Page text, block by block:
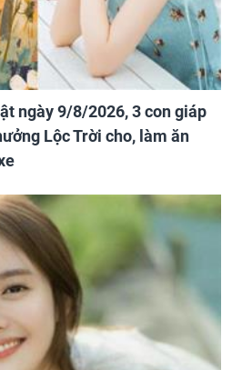
ngày 9/8/2026, 3 con giáp
Lộc Trời cho, làm ăn